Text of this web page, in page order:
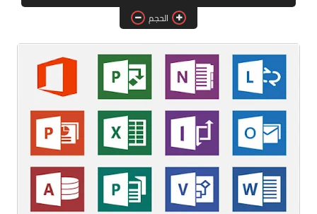
البلوجر
اخبار
مواقع
تطبيقات الاطفال
الحجم